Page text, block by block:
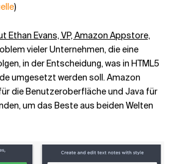
)
Ethan Evans, VP, Amazon Appstore,
vieler Unternehmen, die eine
in der Entscheidung, was in HTML5
umgesetzt werden soll. Amazon
die Benutzeroberfläche und Java für
um das Beste aus beiden Welten